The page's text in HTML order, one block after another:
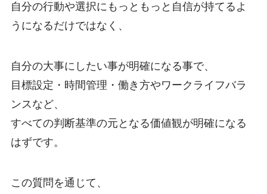
自分の行動や選択にもっともっと自信が持てるよ
うになるだけではなく、
自分の大事にしたい事が明確になる事で、
目標設定・時間管理・働き方やワークライフバラ
ンスなど、
すべての判断基準の元となる価値観が明確になる
はずです。
この質問を通じて、